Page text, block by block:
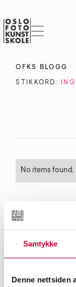
Samtykke
Denne nettsiden
OFKS BLOGG
STIKKORD:
No items found.